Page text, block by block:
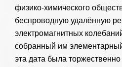
физико-химического
беспроводную удалённую
электромагнитных
собранный им
эта дата была